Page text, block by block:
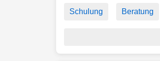
Schulung Beratung